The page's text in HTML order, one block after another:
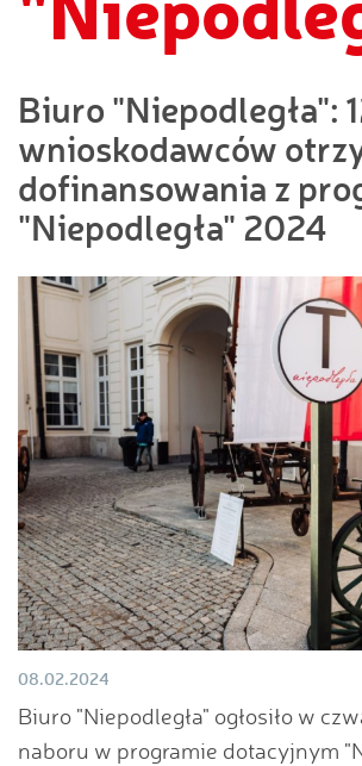
Biuro "Niepodległa":
wnioskodawców
dofinansowania z
"Niepodległa" 2024
08.02.2024
Biuro "Niepodległa" ogłosiło w
naboru w programie dotacyjnym